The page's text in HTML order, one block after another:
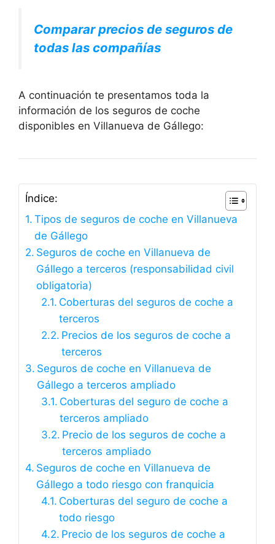
Comparar precios de seguros de
todas las compañías
A continuación te presentamos toda la
información de los seguros de coche
disponibles en Villanueva de Gállego:
Índice:
Tipos de seguros de coche en Villanueva
de Gállego
Seguros de coche en Villanueva de
Gállego a terceros (responsabilidad civil
obligatoria)
Coberturas del seguros de coche a
terceros
Precios de los seguros de coche a
terceros
Seguros de coche en Villanueva de
Gállego a terceros ampliado
Coberturas del seguro de coche a
terceros ampliado
Precio de los seguros de coche a
terceros ampliado
Seguros de coche en Villanueva de
Gállego a todo riesgo con franquicia
Coberturas del seguro de coche a
todo riesgo
Precio de los seguros de coche a